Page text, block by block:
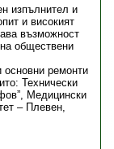
изпълнител и
и високият
възможност
обществени
ремонти
Технически
Медицински
– Плевен,